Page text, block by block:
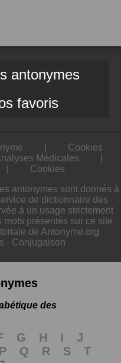
antonymes
favoris
Cookies
Médicales
Cookies
antonymes sont donnés à
de dictionnaire des
à un usage strictement
présentés sur ce site
de Antonyme.org
- Conjugaison
des
G H I
J
P Q R S
T